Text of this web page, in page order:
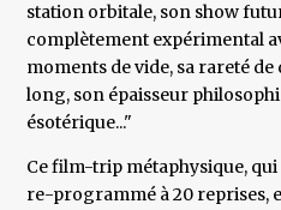
station orbitale, son show
complètement expérimental
moments de vide, sa rareté
long, son épaisseur
ésotérique..."
Ce film-trip métaphysique, qui
re-programmé à 20 reprises,